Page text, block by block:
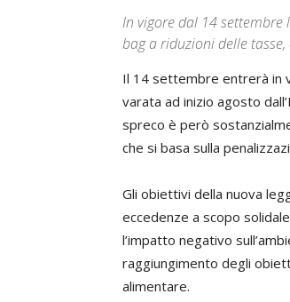
In vigore dal 14 settembre
bag a riduzioni delle
Il 14 settembre entrerà in
varata ad inizio agosto
spreco è però
che si basa sulla
Gli obiettivi della nuova
eccedenze a scopo
l’impatto negativo
raggiungimento degli
alimentare.